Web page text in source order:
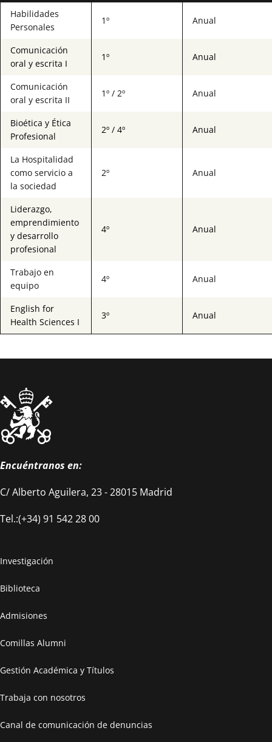
Habilidades
Personales
1º Anual
Comunicación
oral y escrita I
1º Anual
Comunicación
oral y escrita II
1º / 2º Anual
Bioética y Ética
Profesional
2º / 4º Anual
La Hospitalidad
como servicio a
la sociedad
2º Anual
Liderazgo,
emprendimiento
y desarrollo
profesional
4º Anual
Trabajo en
equipo
4º Anual
English for
Health Sciences I
3º Anual
Encuéntranos en:
C/ Alberto Aguilera, 23 - 28015 Madrid
Tel.:(+34) 91 542 28 00
Investigación
Biblioteca
Admisiones
Comillas Alumni
Gestión Académica y Títulos
Trabaja con nosotros
Canal de comunicación de denuncias